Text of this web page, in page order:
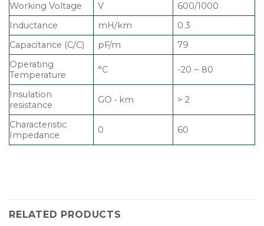
Working Voltage
V
600/1000
Inductance
mH/km
0.3
Capacitance (C/C)
pF/m
79
Operating
Temperature
°C -20 ~ 80
Insulation
resistance
GO • km > 2
Characteristic
Impedance
0 60
RELATED PRODUCTS